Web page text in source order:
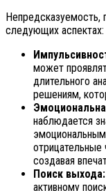
Непредсказуемость,
следующих аспектах:
может
длительного
решениям,
наблюдается
отрицательные
создавая
Поиск выхода:
активному